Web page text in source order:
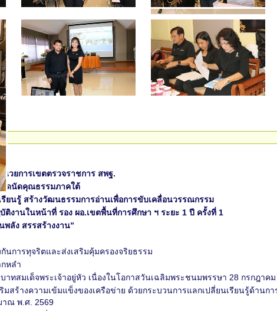
วยการเขตตรวจราชการ สพฐ.
ดนัดคุณธรรมภาคใต้
รียนรู้ สร้างวัฒนธรรมการอ่านเพื่อการขับเคลื่อนวรรณกรรม
ติงานในหน้าที่ รอง ผอ.เขตพื้นที่การศึกษา ฯ ระยะ 1 ปี ครั้งที่ 1
พลัง สรรสร้างงาน”
นการทุจริตและส่งเสริมคุ้มครองจริยธรรม
หลำ
าทสมเด็จพระเจ้าอยู่หัว เนื่องในโอกาสวันเฉลิมพระชนมพรรษา 28 กรกฎาค
มสร้างความเข้มแข็งของเครือข่าย ด้วยกระบวนการแลกเปลี่ยนเรียนรู้ด้านกา
าณ พ.ศ. 2569